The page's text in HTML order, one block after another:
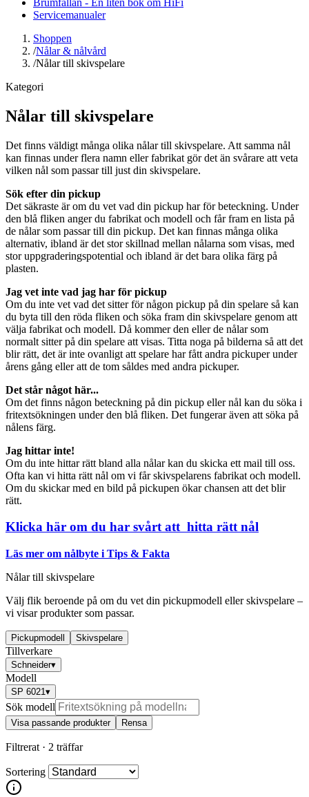
Servicemanualer
Shoppen
/Nålar & nålvård
/Nålar till skivspelare
Kategori
Nålar till skivspelare
Det finns väldigt många olika nålar till skivspelare. Att samma nål
kan finnas under flera namn eller fabrikat gör det än svårare att veta
vilken nål som passar till just din skivspelare.
Sök efter din pickup
Det säkraste är om du vet vad din pickup har för beteckning. Under
den blå fliken anger du fabrikat och modell och får fram en lista på
de nålar som passar till din pickup. Det kan finnas många olika
alternativ, ibland är det stor skillnad mellan nålarna som visas, med
stor uppgraderingspotential och ibland är det bara olika färg på
plasten.
Jag vet inte vad jag har för pickup
Om du inte vet vad det sitter för någon pickup på din spelare så kan
du byta till den röda fliken och söka fram din skivspelare genom att
välja fabrikat och modell. Då kommer den eller de nålar som
normalt sitter på din spelare att visas. Titta noga på bilderna så att det
blir rätt, det är inte ovanligt att spelare har fått andra pickuper under
årens gång eller att de tom såldes med andra pickuper.
Det står något här...
Om det finns någon beteckning på din pickup eller nål kan du söka i
fritextsökningen under den blå fliken. Det fungerar även att söka på
nålens färg.
Jag hittar inte!
Om du inte hittar rätt bland alla nålar kan du skicka ett mail till oss.
Ofta kan vi hitta rätt nål om vi får skivspelarens fabrikat och modell.
Om du skickar med en bild på pickupen ökar chansen att det blir
rätt.
Klicka här om du har svårt att hitta rätt nål
Läs mer om nålbyte i Tips & Fakta
Nålar till skivspelare
Välj flik beroende på om du vet din pickupmodell eller skivspelare –
vi visar produkter som passar.
Pickupmodell Skivspelare
Tillverkare
Schneider▾
Modell
SP 6021▾
Sök modell
Visa passande produkter Rensa
Filtrerat · 2 träffar
Sortering